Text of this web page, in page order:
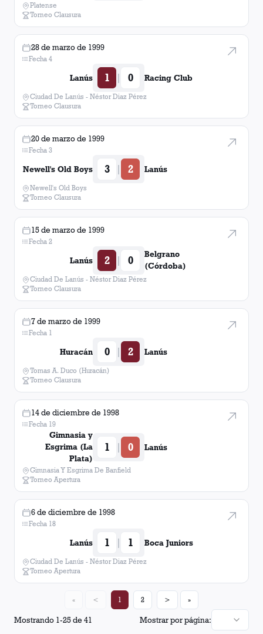
Platense
Torneo Clausura
28 de marzo de 1999
Fecha 4
Lanús 1 | 0 Racing Club
Ciudad De Lanús - Néstor Diaz Pérez
Torneo Clausura
20 de marzo de 1999
Fecha 3
Newell's Old Boys 3 | 2 Lanús
Newell's Old Boys
Torneo Clausura
15 de marzo de 1999
Fecha 2
Lanús 2 | 0
Belgrano
(Córdoba)
Ciudad De Lanús - Néstor Diaz Pérez
Torneo Clausura
7 de marzo de 1999
Fecha 1
Huracán 0 | 2 Lanús
Tomas A. Duco (Huracán)
Torneo Clausura
14 de diciembre de 1998
Fecha 19
Gimnasia y
Esgrima (La
Plata)
1 | 0 Lanús
Gimnasia Y Esgrima De Banfield
Torneo Apertura
6 de diciembre de 1998
Fecha 18
Lanús 1 | 1 Boca Juniors
Ciudad De Lanús - Néstor Diaz Pérez
Torneo Apertura
Mostrando 1-25de41 Mostrar por página:
« < 1 2 > »